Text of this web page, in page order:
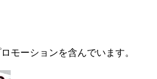
モーションを含んでいます。